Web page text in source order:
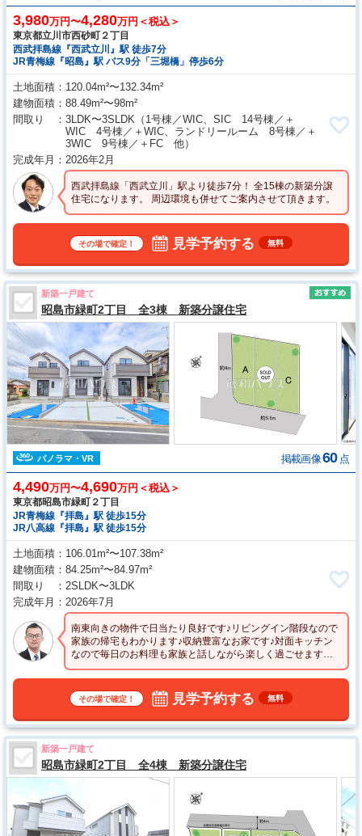
3,980万円〜4,280万円＜税込＞
東京都立川市西砂町２丁目
西武拝島線『西武立川』駅 徒歩7分
JR青梅線『昭島』駅 バス9分「三堀橋」停歩6分
土地面積
120.04m²〜132.34m²
建物面積
88.49m²〜98m²
間取り
3LDK〜3SLDK （1号棟／WIC、SIC 14号棟／＋
WIC 4号棟／＋WIC、ランドリールーム 8号棟／＋
3WIC 9号棟／＋FC 他）
完成年月
2026年2月
西武拝島線「西武立川」駅より徒歩7分！ 全15棟の新築分譲
住宅になります。 周辺環境も併せてご案内させて頂きます。
その場で確定！ 見学予約する 無料
新築一戸建て
昭島市緑町2丁目 全3棟 新築分譲住宅
パノラマ・VR 掲載画像60 点
4,490万円〜4,690万円＜税込＞
東京都昭島市緑町２丁目
JR青梅線『拝島』駅 徒歩15分
JR八高線『拝島』駅 徒歩15分
土地面積
106.01m²〜107.38m²
建物面積
84.25m²〜84.97m²
間取り
2SLDK〜3LDK
完成年月
2026年7月
南東向きの物件で日当たり良好です♪リビングイン階段なので
家族の帰宅もわかります♪収納豊富なお家です♪対面キッチン
なので毎日のお料理も家族と話しながら楽しく過ごせますね♪
長期優良住宅のお家です♪
その場で確定！ 見学予約する 無料
新築一戸建て
昭島市緑町2丁目 全4棟 新築分譲住宅